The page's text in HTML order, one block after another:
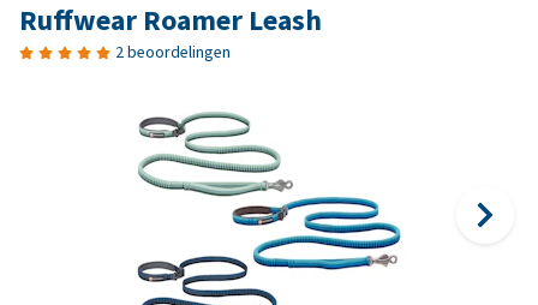
Ruffwear Roamer Leash
2 beoordelingen